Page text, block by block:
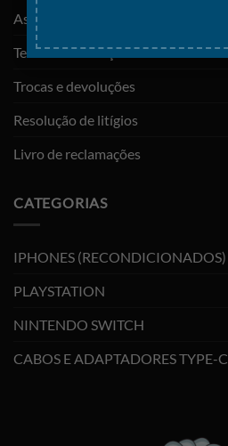
As minhas encomendas
Termos e Condições
Trocas e devoluções
Resolução de litígios
Livro de reclamações
CATEGORIAS
IPHONES (RECONDICIONADOS)
PLAYSTATION
NINTENDO SWITCH
CABOS E ADAPTADORES TYPE-C